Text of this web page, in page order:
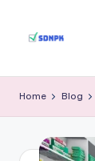
D
N
P
Jobs
Home Blog